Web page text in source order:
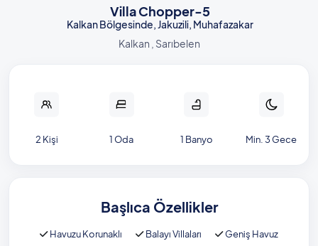
Villa Chopper-5
Kalkan Bölgesinde, Jakuzili, Muhafazakar
Kalkan , Sarıbelen
2 Kişi 1 Oda 1 Banyo Min. 3 Gece
Başlıca Özellikler
Havuzu Korunaklı Balayı Villaları
Geniş Havuz